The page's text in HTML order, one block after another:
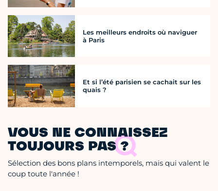
Les meilleurs endroits où naviguer
à Paris
Et si l’été parisien se cachait sur les
quais ?
VOUS NE CONNAISSEZ
TOUJOURS PAS ?
Sélection des bons plans intemporels, mais qui valent le
coup toute l'année !